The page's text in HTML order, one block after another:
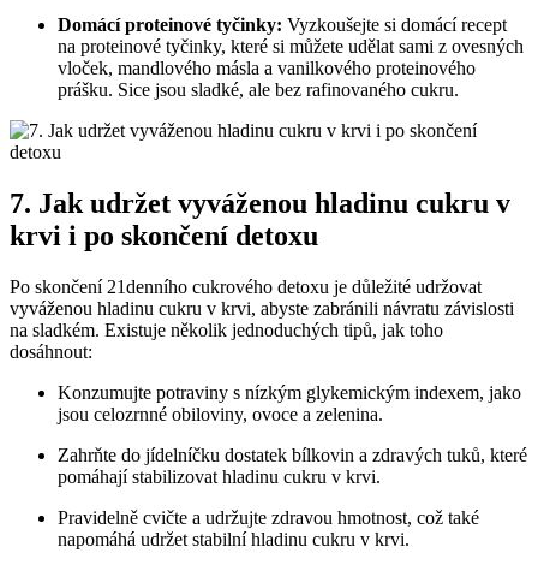
Domácí proteinové tyčinky: Vyzkoušejte si domácí recept
na proteinové tyčinky, které si můžete udělat sami z ovesných
vloček, mandlového másla a vanilkového proteinového
prášku. Sice jsou sladké, ale bez rafinovaného cukru.
7. Jak udržet vyváženou hladinu cukru v
krvi i po skončení detoxu
Po skončení 21denního cukrového detoxu je důležité udržovat
vyváženou hladinu cukru v krvi, abyste zabránili návratu závislosti
na sladkém. Existuje několik jednoduchých tipů, jak toho
dosáhnout:
Konzumujte potraviny s nízkým glykemickým indexem, jako
jsou celozrnné obiloviny, ovoce a zelenina.
Zahrňte do jídelníčku dostatek bílkovin a zdravých tuků, které
pomáhají stabilizovat hladinu cukru v krvi.
Pravidelně cvičte a udržujte zdravou hmotnost, což také
napomáhá udržet stabilní hladinu cukru v krvi.